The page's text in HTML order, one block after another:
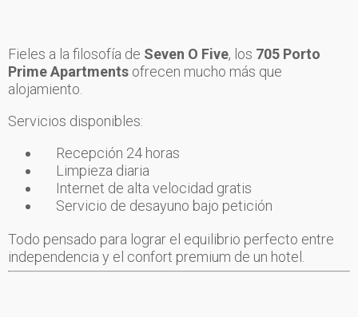
Fieles a la filosofía de Seven O Five, los 705 Porto
Prime Apartments ofrecen mucho más que
alojamiento.
Servicios disponibles:
Recepción 24 horas
Limpieza diaria
Internet de alta velocidad gratis
Servicio de desayuno bajo petición
Todo pensado para lograr el equilibrio perfecto entre
independencia y el confort premium de un hotel.